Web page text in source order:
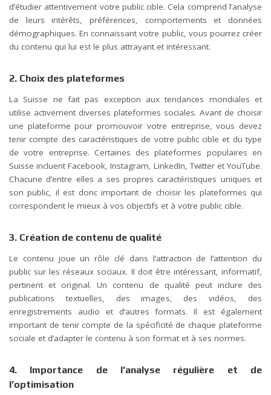
d’étudier attentivement votre public cible. Cela comprend l’analyse
de leurs intérêts, préférences, comportements et données
démographiques. En connaissant votre public, vous pourrez créer
du contenu qui lui est le plus attrayant et intéressant.
2. Choix des plateformes
La Suisse ne fait pas exception aux tendances mondiales et
utilise activement diverses plateformes sociales. Avant de choisir
une plateforme pour promouvoir votre entreprise, vous devez
tenir compte des caractéristiques de votre public cible et du type
de votre entreprise. Certaines des plateformes populaires en
Suisse incluent Facebook, Instagram, LinkedIn, Twitter et YouTube.
Chacune d’entre elles a ses propres caractéristiques uniques et
son public, il est donc important de choisir les plateformes qui
correspondent le mieux à vos objectifs et à votre public cible.
3. Création de contenu de qualité
Le contenu joue un rôle clé dans l’attraction de l’attention du
public sur les réseaux sociaux. Il doit être intéressant, informatif,
pertinent et original. Un contenu de qualité peut inclure des
publications textuelles, des images, des vidéos, des
enregistrements audio et d’autres formats. Il est également
important de tenir compte de la spécificité de chaque plateforme
sociale et d’adapter le contenu à son format et à ses normes.
4. Importance de l’analyse régulière et de
l’optimisation